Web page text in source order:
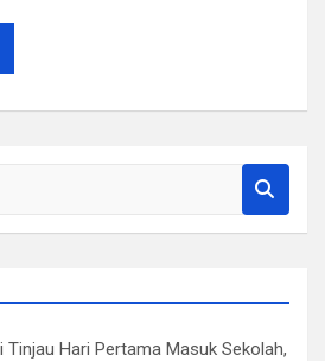
Tinjau Hari Pertama Masuk Sekolah,